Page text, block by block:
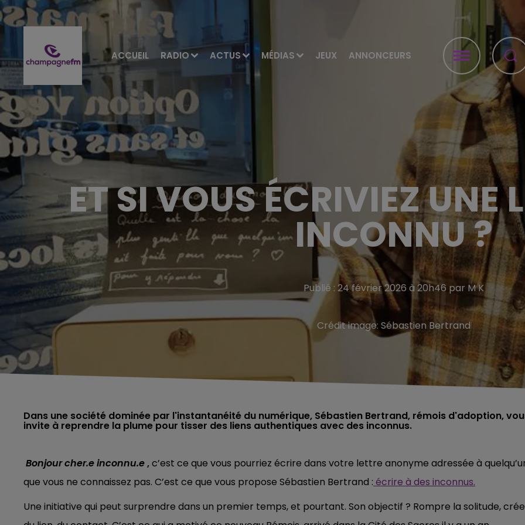
ACCUEIL RADIO ACTUS MÉDIAS JEUX ANNONCEURS
5h00 - 6h00
ET SI VOUS ÉCRIVIEZ UNE
INCONNU ?
Publié : 24 février 2026 à 20h46 par M K
Crédit image: Sébastien Bertrand
Dans une société dominée par l'instantanéité du numérique, Sébastien Bertrand, rémois d'adoption,
Bonjour cher.e inconnu.e ,c’est ce que vous pourriez écrire dans votre lettre anonyme adressée à
que vous ne connaissez pas. C’est ce que vous propose Sébastien Bertrand : écrire à des inconnus.
Une initiative qui peut surprendre dans un premier temps, et pourtant. Son objectif ? Rompre la solitude,